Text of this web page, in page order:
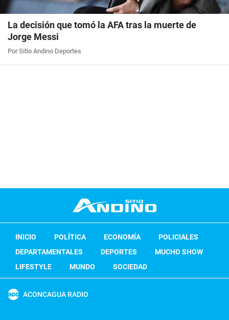
La decisión que tomó la AFA tras la muerte de
Jorge Messi
Por Sitio Andino Deportes
INICIO POLÍTICA ECONOMÍA
POLICIALES
DEPARTAMENTALES
DEPORTES
MUCHO SHOW
LIFESTYLE
MUNDO SOCIEDAD
ACONCAGUA RADIO